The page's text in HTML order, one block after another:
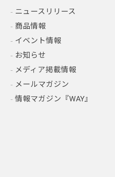
ニュースリリース
商品情報
イベント情報
お知らせ
メディア掲載情報
メールマガジン
情報マガジン『WAY』